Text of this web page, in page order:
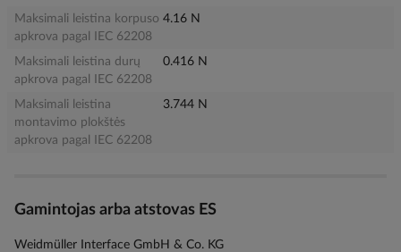
Maksimali leistina korpuso
apkrova pagal IEC 62208
4.16 N
Maksimali leistina durų
apkrova pagal IEC 62208
0.416 N
Maksimali leistina
montavimo plokštės
apkrova pagal IEC 62208
3.744 N
Gamintojas arba atstovas ES
Weidmüller Interface GmbH & Co. KG